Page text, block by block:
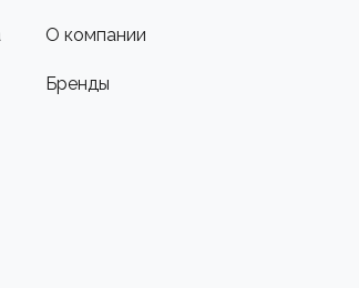
О компании
Бренды